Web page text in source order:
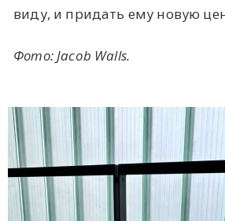
виду, и придать ему новую
Фото: Jacob Walls.